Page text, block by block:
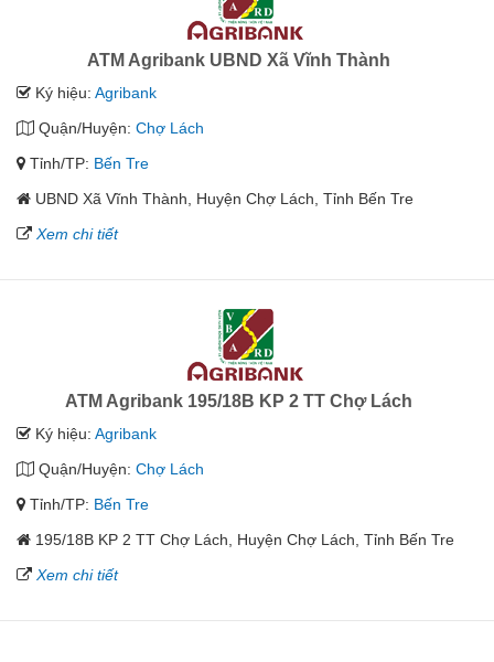
ATM Agribank UBND Xã Vĩnh Thành
Ký hiệu: Agribank
Quận/Huyện: Chợ Lách
Tỉnh/TP: Bến Tre
UBND Xã Vĩnh Thành, Huyện Chợ Lách, Tỉnh Bến Tre
Xem chi tiết
ATM Agribank 195/18B KP 2 TT Chợ Lách
Ký hiệu: Agribank
Quận/Huyện: Chợ Lách
Tỉnh/TP: Bến Tre
195/18B KP 2 TT Chợ Lách, Huyện Chợ Lách, Tỉnh Bến Tre
Xem chi tiết